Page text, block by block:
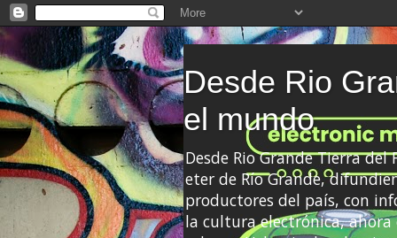
Desde Rio
el mundo
Desde Rio Grande Tierra
eter de Río Grande,
productores del país, con
la cultura electrónica, ahora